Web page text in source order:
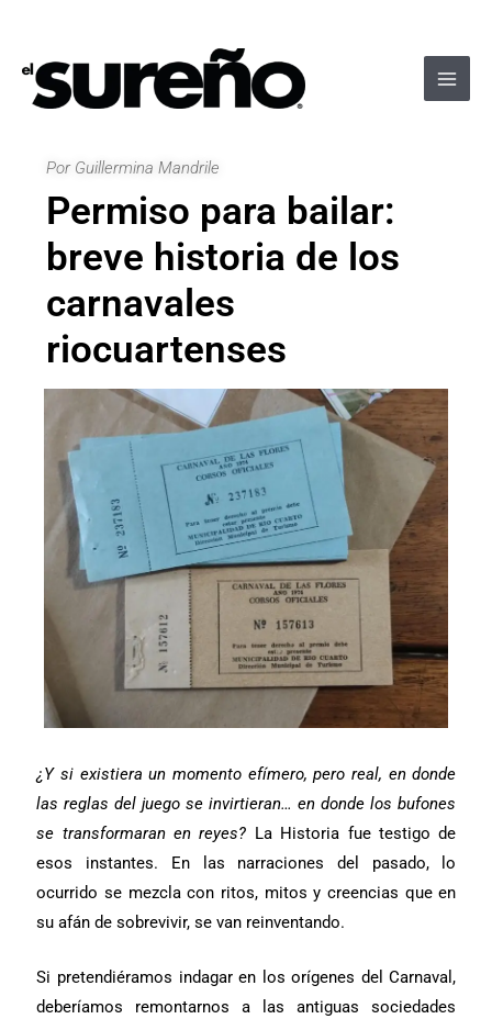
contenido
Por Guillermina Mandrile
Permiso para bailar:
breve historia de los
carnavales
riocuartenses
¿Y si existiera un momento efímero, pero real, en donde
las reglas del juego se invirtieran… en donde los bufones
se transformaran en reyes? La Historia fue testigo de
esos instantes. En las narraciones del pasado, lo
ocurrido se mezcla con ritos, mitos y creencias que en
su afán de sobrevivir, se van reinventando.
Si pretendiéramos indagar en los orígenes del Carnaval,
deberíamos remontarnos a las antiguas sociedades
entradas